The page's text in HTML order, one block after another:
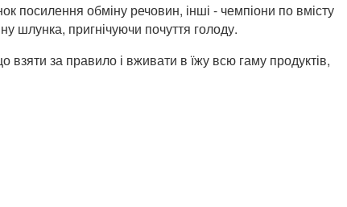
посилення обміну речовин, інші - чемпіони по вмісту
шлунка, пригнічуючи почуття голоду.
за правило і вживати в їжу всю гаму продуктів,